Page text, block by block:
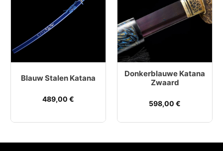
Blauw Stalen Katana
489,00 €
Donkerblauwe Katana
Zwaard
598,00 €